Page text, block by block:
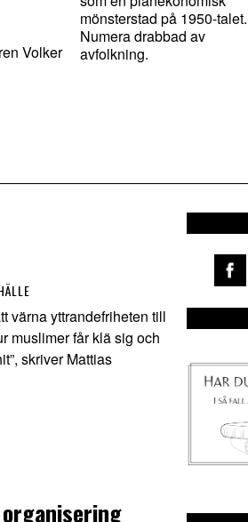
Volker
mönsterstad på 1950-talet.
Numera drabbad av
avfolkning.
värna yttrandefriheten till
muslimer får klä sig och
skriver Mattias